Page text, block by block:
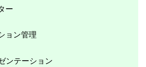
ー
ョン管理
ンテーション